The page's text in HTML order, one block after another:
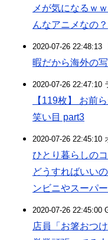
メが気になるｗ
んなアニメなの？
2020-07-26 22:48:13
暇だから海外の
2020-07-26 22:47:10
【119枚】 お前
笑い目 part3
2020-07-26 22:45:10
ひとり暮らしの
どうすればいい
ンビニやスーパ
2020-07-26 22:45:00
店員「お箸おつ